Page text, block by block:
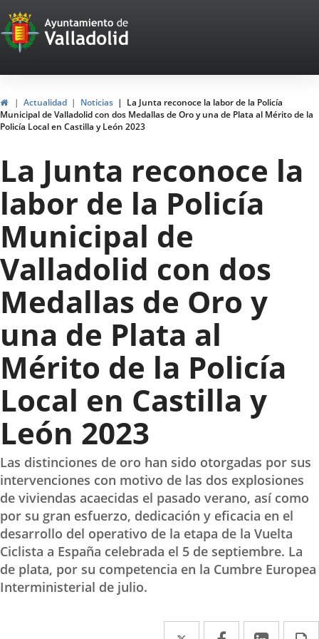
Portal
Web
del
Ayuntamiento
de
Valladolid
HomeActualidad Noticias
La Junta reconoce la labor de la Policía
Municipal de Valladolid con dos Medallas de Oro y una de Plata al Mérito de la
Policía Local en Castilla y León 2023
La Junta reconoce la
labor de la Policía
Municipal de
Valladolid con dos
Medallas de Oro y
una de Plata al
Mérito de la Policía
Local en Castilla y
León 2023
Las distinciones de oro han sido otorgadas por sus
intervenciones con motivo de las dos explosiones
de viviendas acaecidas el pasado verano, así como
por su gran esfuerzo, dedicación y eficacia en el
desarrollo del operativo de la etapa de la Vuelta
Ciclista a España celebrada el 5 de septiembre. La
de plata, por su competencia en la Cumbre Europea
Interministerial de julio.
Twitter
Enlace Facebook
EnlaceEnlace